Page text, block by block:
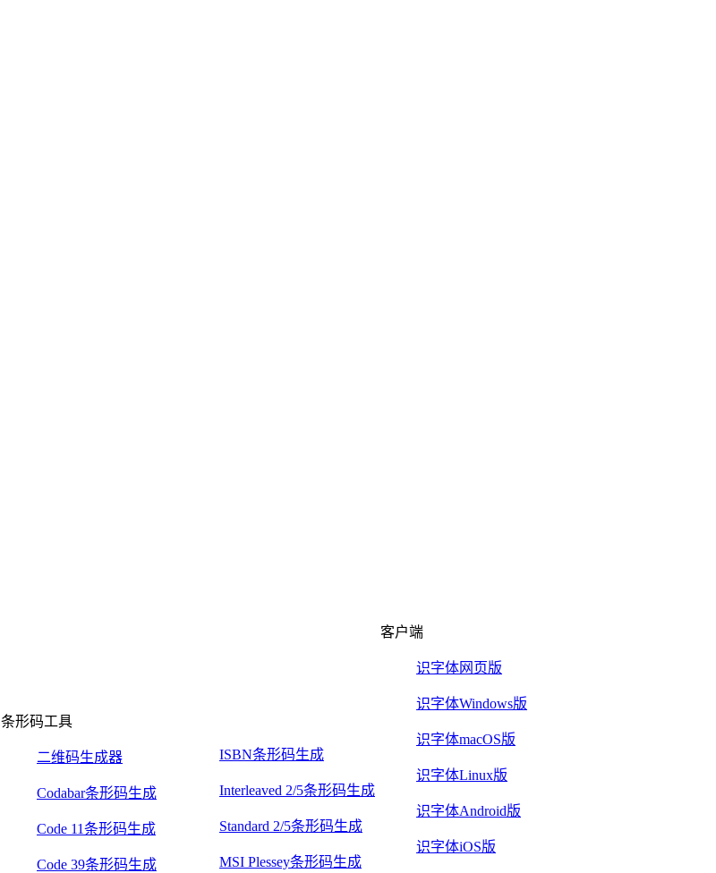
条形码工具
二维码生成器
Codabar条形码生成
Code 11条形码生成
Code 39条形码生成
ISBN条形码生成
Interleaved 2/5条形码生成
Standard 2/5条形码生成
MSI Plessey条形码生成
客户端
识字体网页版
识字体Windows版
识字体macOS版
识字体Linux版
识字体Android版
识字体iOS版